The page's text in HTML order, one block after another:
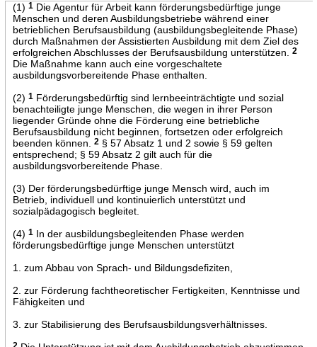
(1) 1Die Agentur für Arbeit kann förderungsbedürftige junge
Menschen und deren Ausbildungsbetriebe während einer
betrieblichen Berufsausbildung (ausbildungsbegleitende Phase)
durch Maßnahmen der Assistierten Ausbildung mit dem Ziel des
erfolgreichen Abschlusses der Berufsausbildung unterstützen.
2
Die Maßnahme kann auch eine vorgeschaltete
ausbildungsvorbereitende Phase enthalten.
(2) 1Förderungsbedürftig sind lernbeeinträchtigte und sozial
benachteiligte junge Menschen, die wegen in ihrer Person
liegender Gründe ohne die Förderung eine betriebliche
Berufsausbildung nicht beginnen, fortsetzen oder erfolgreich
beenden können.
2§ 57 Absatz 1 und 2 sowie § 59 gelten
entsprechend; § 59 Absatz 2 gilt auch für die
ausbildungsvorbereitende Phase.
(3) Der förderungsbedürftige junge Mensch wird, auch im
Betrieb, individuell und kontinuierlich unterstützt und
sozialpädagogisch begleitet.
(4) 1In der ausbildungsbegleitenden Phase werden
förderungsbedürftige junge Menschen unterstützt
1. zum Abbau von Sprach- und Bildungsdefiziten,
2. zur Förderung fachtheoretischer Fertigkeiten, Kenntnisse und
Fähigkeiten und
3. zur Stabilisierung des Berufsausbildungsverhältnisses.
2